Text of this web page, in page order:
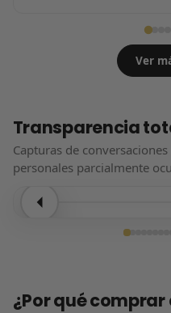
Ver
Transparencia
Capturas de
personales parcialmente
¿Por qué comprar